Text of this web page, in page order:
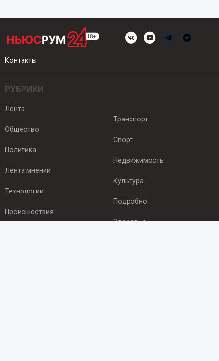
Контакты
РУБРИКИ
Лента
Общество
Политика
Лента мнений
Технологии
Происшествия
Транспорт
Спорт
Недвижимость
Культура
Подробно
Здоровье